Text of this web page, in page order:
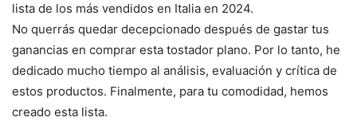
lista de los más vendidos en Italia en 2024.
No querrás quedar decepcionado después de gastar tus
ganancias en comprar esta tostador plano. Por lo tanto, he
dedicado mucho tiempo al análisis, evaluación y crítica de
estos productos. Finalmente, para tu comodidad, hemos
creado esta lista.